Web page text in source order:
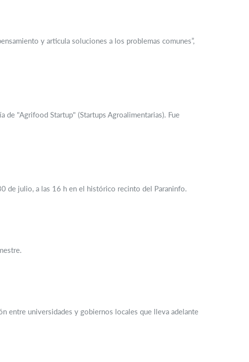
y articula soluciones a los problemas comunes”,
de "Agrifood Startup" (Startups Agroalimentarias). Fue
de julio, a las 16 h en el histórico recinto del Paraninfo.
entre universidades y gobiernos locales que lleva adelante